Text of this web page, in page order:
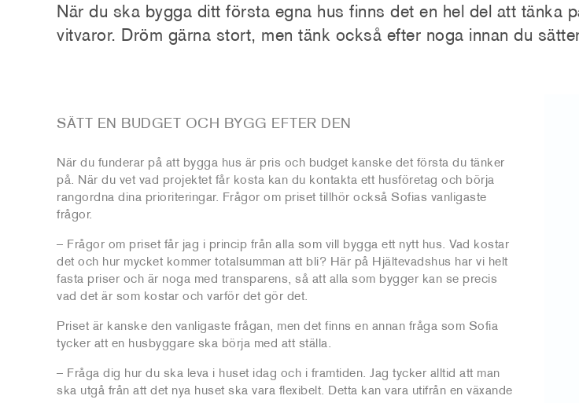
När du ska bygga ditt första egna hus finns det en hel del att tänka
vitvaror. Dröm gärna stort, men tänk också efter noga innan du
SÄTT EN BUDGET OCH BYGG EFTER DEN
När du funderar på att bygga hus är pris och budget kanske det första du tänker
på. När du vet vad projektet får kosta kan du kontakta ett husföretag och börja
rangordna dina prioriteringar. Frågor om priset tillhör också Sofias vanligaste
frågor.
– Frågor om priset får jag i princip från alla som vill bygga ett nytt hus. Vad kostar
det och hur mycket kommer totalsumman att bli? Här på Hjältevadshus har vi helt
fasta priser och är noga med transparens, så att alla som bygger kan se precis
vad det är som kostar och varför det gör det.
Priset är kanske den vanligaste frågan, men det finns en annan fråga som Sofia
tycker att en husbyggare ska börja med att ställa.
– Fråga dig hur du ska leva i huset idag och i framtiden. Jag tycker alltid att man
ska utgå från att det nya huset ska vara flexibelt. Detta kan vara utifrån en växande